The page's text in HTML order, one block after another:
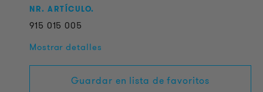
NR. ARTÍCULO.
915 015 005
Mostrar detalles
Guardar en lista de favoritos